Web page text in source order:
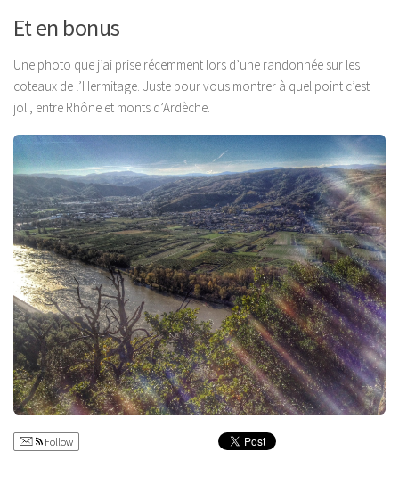
Et en bonus
Une photo que j’ai prise récemment lors d’une randonnée sur les
coteaux de l’Hermitage. Juste pour vous montrer à quel point c’est
joli, entre Rhône et monts d’Ardèche.
Follow